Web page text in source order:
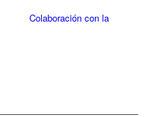
Colaboración con la